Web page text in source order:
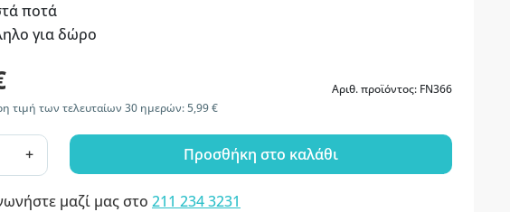
ποτά
για δώρο
Αριθ. προϊόντος: FN366
τιμή των τελευταίων 30 ημερών: 5,99 €
+ Προσθήκη στο καλάθι
μαζί μας στο 211 234 3231